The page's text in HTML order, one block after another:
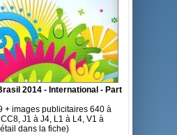
2014 - International - Part
+ images publicitaires 640 à
J1 à J4, L1 à L4, V1 à
dans la fiche)